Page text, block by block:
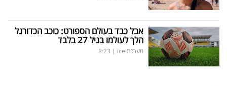
אבל כבד בעולם הספורט: כוכב הכדורגל
הלך לעולמו בגיל 27 בלבד
מערכת ice |
8:23